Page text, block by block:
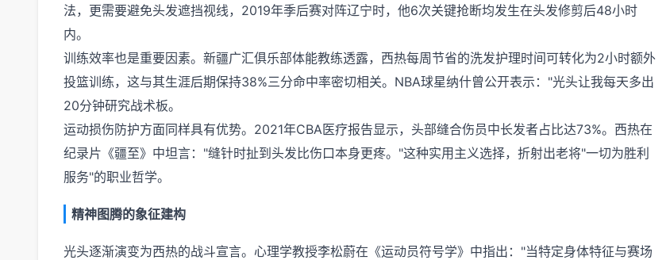
法，更需要避免头发遮挡视线，2019年季后赛对阵辽宁时，他6次关键抢断均发生在头发修剪后48小时
内。
训练效率也是重要因素。新疆广汇俱乐部体能教练透露，西热每周节省的洗发护理时间可转化为2小时额外
投篮训练，这与其生涯后期保持38%三分命中率密切相关。NBA球星纳什曾公开表示："光头让我每天多出
20分钟研究战术板。
运动损伤防护方面同样具有优势。2021年CBA医疗报告显示，头部缝合伤员中长发者占比达73%。西热在
纪录片《疆至》中坦言："缝针时扯到头发比伤口本身更疼。"这种实用主义选择，折射出老将"一切为胜利
服务"的职业哲学。
精神图腾的象征建构
光头逐渐演变为西热的战斗宣言。心理学教授李松蔚在《运动员符号学》中指出："当特定身体特征与赛场